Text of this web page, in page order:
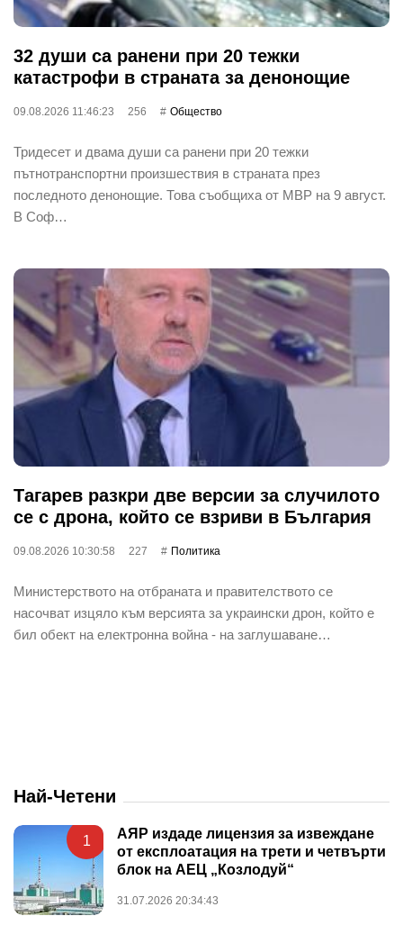
32 души са ранени при 20 тежки
катастрофи в страната за денонощие
09.08.2026 11:46:23 256 Общество
Тридесет и двама души са ранени при 20 тежки
пътнотранспортни произшествия в страната през
последното денонощие. Това съобщиха от МВР на 9 август.
В Соф…
Тагарев разкри две версии за случилото
се с дрона, който се взриви в България
09.08.2026 10:30:58 227 Политика
Министерството на отбраната и правителството се
насочват изцяло към версията за украински дрон, който е
бил обект на електронна война - на заглушаване…
Най-Четени
1
АЯР издаде лицензия за извеждане
от експлоатация на трети и четвърти
блок на АЕЦ „Козлодуй“
31.07.2026 20:34:43